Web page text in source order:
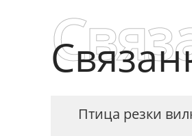
Птица резки